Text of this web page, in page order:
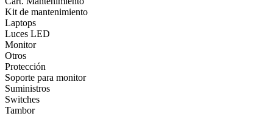
Kit de mantenimiento
Laptops
Luces LED
Monitor
Otros
Protección
Soporte para monitor
Suministros
Switches
Tambor